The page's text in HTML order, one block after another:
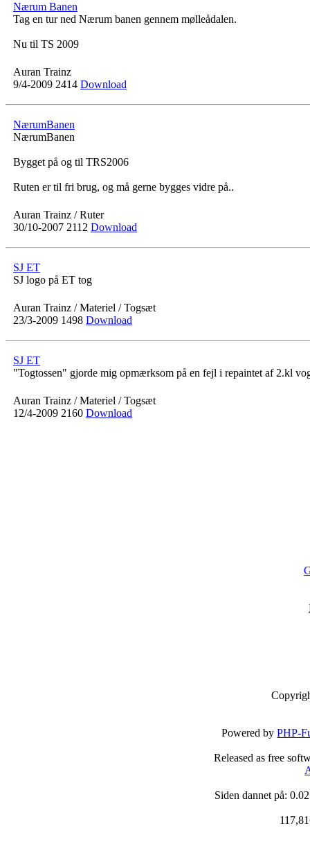
Nærum Banen
Tag en tur ned Nærum banen gennem mølleådalen.
Nu til TS 2009
Auran Trainz
9/4-2009 2414 Download
NærumBanen
NærumBanen
Bygget på og til TRS2006
Ruten er til fri brug, og må gerne bygges vidre på..
Auran Trainz / Ruter
30/10-2007 2112 Download
SJ ET
SJ logo på ET tog
Auran Trainz / Materiel / Togsæt
23/3-2009 1498 Download
SJ ET
"Togtossen" gjorde mig opmærksom på en fejl i repaintet af 2.kl
Auran Trainz / Materiel / Togsæt
12/4-2009 2160 Download
Powered byPHP-
Released as free
Siden dannet på: